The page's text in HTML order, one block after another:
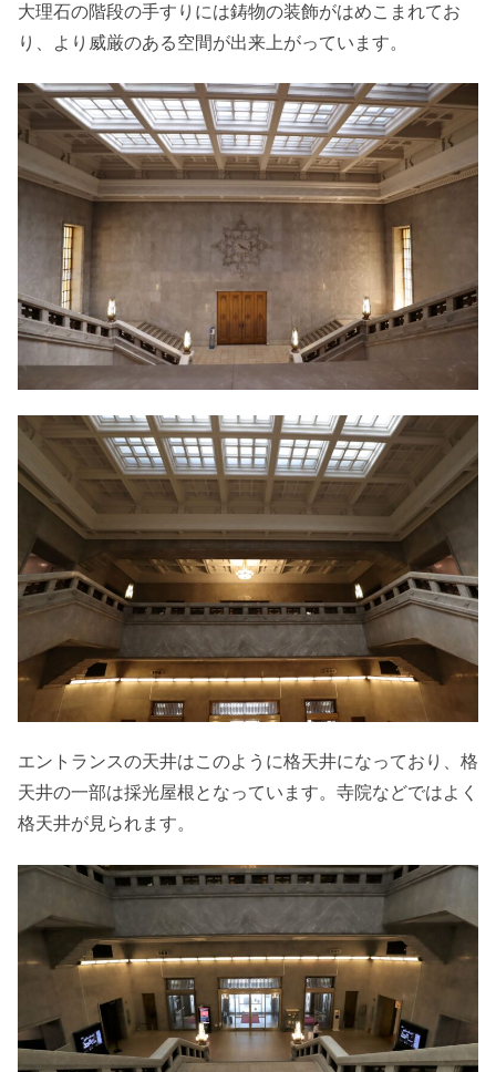
大理石の階段の手すりには鋳物の装飾がはめこまれてお
り、より威厳のある空間が出来上がっています。
エントランスの天井はこのように格天井になっており、格
天井の一部は採光屋根となっています。寺院などではよく
格天井が見られます。